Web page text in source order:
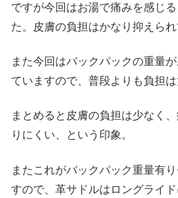
ですが今回はお湯で痛みを感じ
た。皮膚の負担はかなり抑えら
また今回はバックパックの重量
ていますので、普段よりも負担は
まとめると皮膚の負担は少なく
りにくい、という印象。
またこれがバックパック重量有
すので、革サドルはロングライ